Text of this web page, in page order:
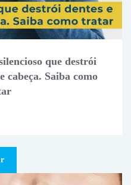
que destrói
cabeça. Saiba como